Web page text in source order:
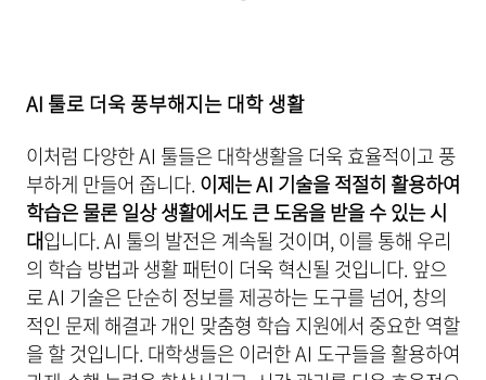
AI 툴로 더욱 풍부해지는 대학 생활
이처럼 다양한 AI 툴들은 대학생활을 더욱 효율적이고 풍
부하게 만들어 줍니다. 이제는 AI 기술을 적절히 활용하여
학습은 물론 일상 생활에서도 큰 도움을 받을 수 있는 시
대입니다. AI 툴의 발전은 계속될 것이며, 이를 통해 우리
의 학습 방법과 생활 패턴이 더욱 혁신될 것입니다. 앞으
로 AI 기술은 단순히 정보를 제공하는 도구를 넘어, 창의
적인 문제 해결과 개인 맞춤형 학습 지원에서 중요한 역할
을 할 것입니다. 대학생들은 이러한 AI 도구들을 활용하여